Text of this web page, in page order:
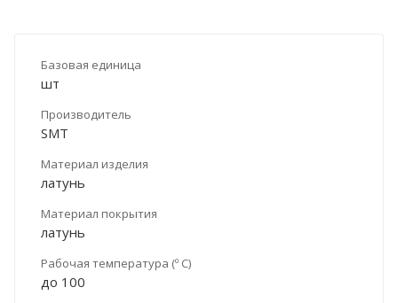
Базовая единица
шт
Производитель
SMT
Материал изделия
латунь
Материал покрытия
латунь
Рабочая температура (º С)
до 100